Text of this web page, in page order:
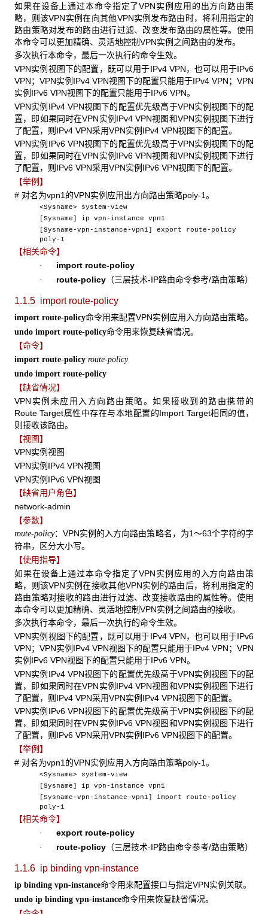
如果在设备上通过本命令指定了VPN实例应用的出方向路由策
略，则该VPN实例在向其他VPN实例发布路由时，将利用指定的
路由策略对发布的路由进行过滤、改变发布路由的属性等。使用
本命令可以更加精确、灵活地控制VPN实例之间路由的发布。
多次执行本命令，最后一次执行的命令生效。
VPN实例视图下的配置，既可以用于IPv4 VPN，也可以用于IPv6
VPN；VPN实例IPv4 VPN视图下的配置只能用于IPv4 VPN；VPN
实例IPv6 VPN视图下的配置只能用于IPv6 VPN。
VPN实例IPv4 VPN视图下的配置优先级高于VPN实例视图下的配
置，即如果同时在VPN实例IPv4 VPN视图和VPN实例视图下进行
了配置，则IPv4 VPN采用VPN实例IPv4 VPN视图下的配置。
VPN实例IPv6 VPN视图下的配置优先级高于VPN实例视图下的配
置，即如果同时在VPN实例IPv6 VPN视图和VPN实例视图下进行
了配置，则IPv6 VPN采用VPN实例IPv6 VPN视图下的配置。
【举例】
# 对名为vpn1的VPN实例应用出方向路由策略poly-1。
<Sysname> system-view
[Sysname] ip vpn-instance vpn1
[Sysname-vpn-instance-vpn1] export route-policy
poly-1
【相关命令】
· import route-policy
· route-policy（三层技术-IP路由命令参考/路由策略）
1.1.5 importroute-policy
import route-policy命令用来配置VPN实例应用入方向路由策略。
undo import route-policy命令用来恢复缺省情况。
【命令】
import route-policy route-policy
undo import route-policy
【缺省情况】
VPN实例未应用入方向路由策略。如果接收到的路由携带的
Route Target属性中存在与本地配置的Import Target相同的值，
则接收该路由。
【视图】
VPN实例视图
VPN实例IPv4 VPN视图
VPN实例IPv6 VPN视图
【缺省用户角色】
network-admin
【参数】
route-policy：VPN实例的入方向路由策略名，为1～63个字符的字
符串，区分大小写。
【使用指导】
如果在设备上通过本命令指定了VPN实例应用的入方向路由策
略，则该VPN实例在接收其他VPN实例的路由后，将利用指定的
路由策略对接收的路由进行过滤、改变接收路由的属性等。使用
本命令可以更加精确、灵活地控制VPN实例之间路由的接收。
多次执行本命令，最后一次执行的命令生效。
VPN实例视图下的配置，既可以用于IPv4 VPN，也可以用于IPv6
VPN；VPN实例IPv4 VPN视图下的配置只能用于IPv4 VPN；VPN
实例IPv6 VPN视图下的配置只能用于IPv6 VPN。
VPN实例IPv4 VPN视图下的配置优先级高于VPN实例视图下的配
置，即如果同时在VPN实例IPv4 VPN视图和VPN实例视图下进行
了配置，则IPv4 VPN采用VPN实例IPv4 VPN视图下的配置。
VPN实例IPv6 VPN视图下的配置优先级高于VPN实例视图下的配
置，即如果同时在VPN实例IPv6 VPN视图和VPN实例视图下进行
了配置，则IPv6 VPN采用VPN实例IPv6 VPN视图下的配置。
【举例】
# 对名为vpn1的VPN实例应用入方向路由策略poly-1。
<Sysname> system-view
[Sysname] ip vpn-instance vpn1
[Sysname-vpn-instance-vpn1] import route-policy
poly-1
【相关命令】
· export route-policy
· route-policy（三层技术-IP路由命令参考/路由策略）
1.1.6 ip binding vpn-instance
ip binding vpn-instance命令用来配置接口与指定VPN实例关联。
undo ip binding vpn-instance命令用来恢复缺省情况。